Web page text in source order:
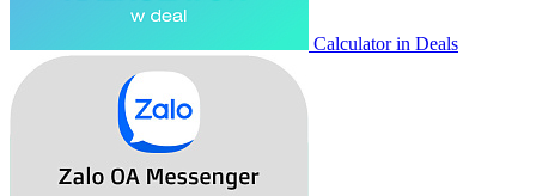
Calculator in Deals